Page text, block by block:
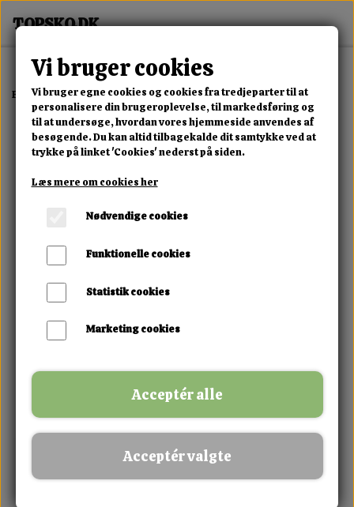
Forside Dame Alle Damesko Milano Platform Sneaker
Vi bruger cookies
Vi bruger egne cookies og cookies fra tredjeparter til at
personalisere din brugeroplevelse, til markedsføring og
til at undersøge, hvordan vores hjemmeside anvendes af
besøgende. Du kan altid tilbagekalde dit samtykke ved at
trykke på linket 'Cookies' nederst på siden.
Læs mere om cookies her
Nødvendige cookies
Funktionelle cookies
Statistik cookies
Marketing cookies
Acceptér alle
Acceptér valgte